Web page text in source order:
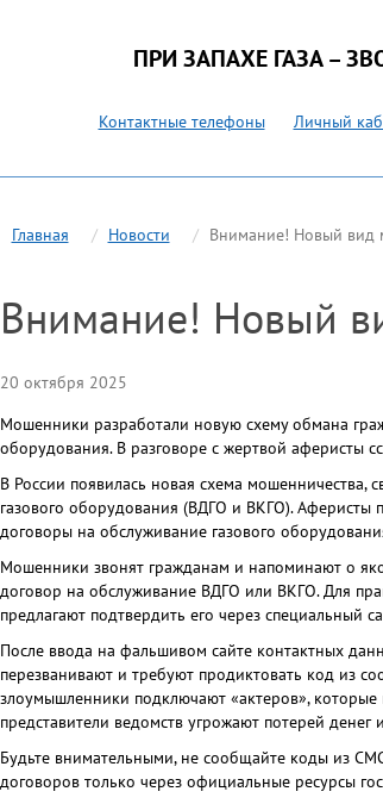
ПРИ ЗАПАХЕ ГАЗА –
Контактные телефоны Личный
Главная Новости Внимание! Новый вид
Внимание! Новый
20 октября 2025
Мошенники разработали новую схему обмана
оборудования. В разговоре с жертвой аферисты
В России появилась новая схема мошенничества,
газового оборудования (ВДГО и ВКГО). Аферисты
договоры на обслуживание газового
Мошенники звонят гражданам и напоминают о
договор на обслуживание ВДГО или ВКГО. Для
предлагают подтвердить его через
После ввода на фальшивом сайте контактных
перезванивают и требуют продиктовать код из
злоумышленники подключают «актеров»,
представители ведомств угрожают потерей
Будьте внимательными, не сообщайте коды из
договоров только через официальные ресурсы